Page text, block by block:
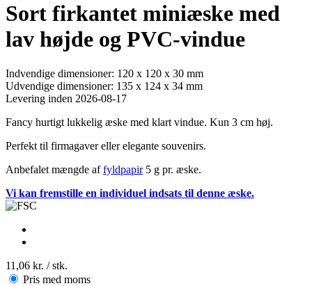
Sort firkantet miniæske med
lav højde og PVC-vindue
Indvendige dimensioner: 120 x 120 x 30 mm
Udvendige dimensioner: 135 x 124 x 34 mm
Levering inden 2026-08-17
Fancy hurtigt lukkelig æske med klart vindue. Kun 3 cm høj.
Perfekt til firmagaver eller elegante souvenirs.
Anbefalet mængde affyldpapir5 g pr. æske.
Vi kan fremstille en individuel indsats til denne æske.
11,06 kr. / stk.
Pris med moms